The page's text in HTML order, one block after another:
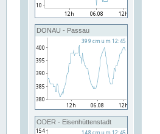
DONAU - Passau
ODER - Eisenhüttenstadt